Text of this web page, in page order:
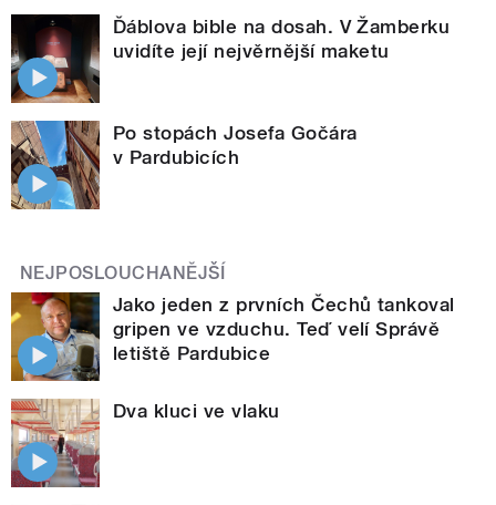
Ďáblova bible na dosah. V Žamberku
uvidíte její nejvěrnější maketu
Po stopách Josefa Gočára
v Pardubicích
NEJPOSLOUCHANĚJŠÍ
Jako jeden z prvních Čechů tankoval
gripen ve vzduchu. Teď velí Správě
letiště Pardubice
Dva kluci ve vlaku